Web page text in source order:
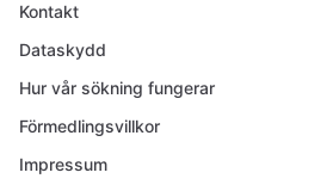
Kontakt
Dataskydd
Hur vår sökning fungerar
Förmedlingsvillkor
Impressum